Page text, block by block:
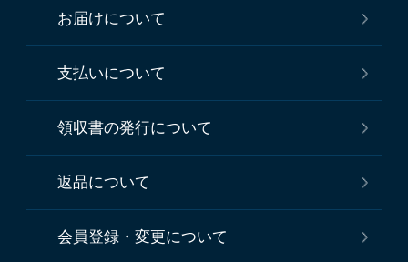
お届けについて
支払いについて
領収書の発行について
返品について
会員登録・変更について